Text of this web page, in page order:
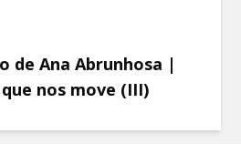
de Ana Abrunhosa |
nos move (III)